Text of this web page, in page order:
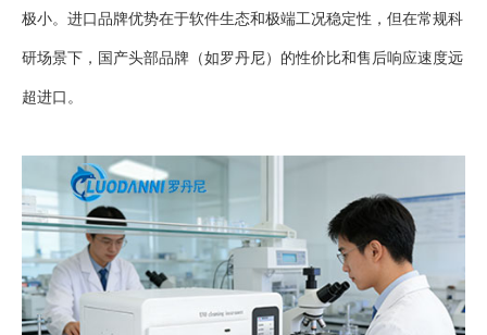
极小。进口品牌优势在于软件生态和极端工况稳定性，但在常规科
研场景下，国产头部品牌（如罗丹尼）的性价比和售后响应速度远
超进口。